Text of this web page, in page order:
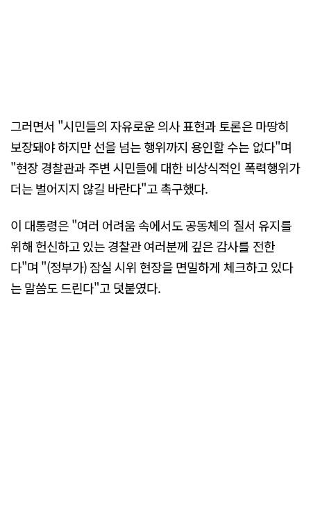
그러면서 "시민들의 자유로운 의사 표현과 토론은 마땅히
보장돼야 하지만 선을 넘는 행위까지 용인할 수는 없다"며
"현장 경찰관과 주변 시민들에 대한 비상식적인 폭력행위가
더는 벌어지지 않길 바란다"고 촉구했다.
이 대통령은 "여러 어려움 속에서도 공동체의 질서 유지를
위해 헌신하고 있는 경찰관 여러분께 깊은 감사를 전한
다"며 "(정부가) 잠실 시위 현장을 면밀하게 체크하고 있다
는 말씀도 드린다"고 덧붙였다.